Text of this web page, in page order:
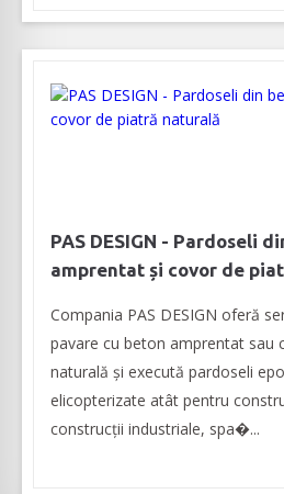
PAS DESIGN - Pardoseli
amprentat și covor de
Compania PAS DESIGN oferă
pavare cu beton amprentat sau
naturală și execută pardoseli
elicopterizate atât pentru
construcții industriale, spa�...